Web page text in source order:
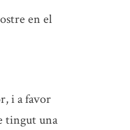
en el
i a favor
tingut una